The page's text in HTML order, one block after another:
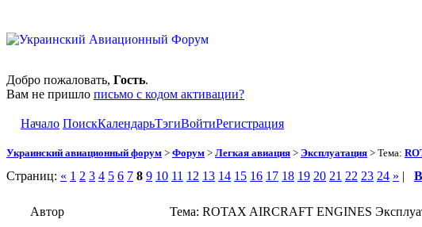
Добро пожаловать, Гость.
Вам не пришло письмо с кодом активации?
Начало ПоискКалендарьТэгиВойтиРегистрация
Украинский авиационный форум > Форум > Легкая авиация > Эксплуатация > Тема:
Страниц: « 1 2 3 4 5 6 7 8 9 10 11 12 13 14 15 16 17 18 19 20 21 22 23 24 » |
Автор
Тема: ROTAX AIRCRAFT ENGINES